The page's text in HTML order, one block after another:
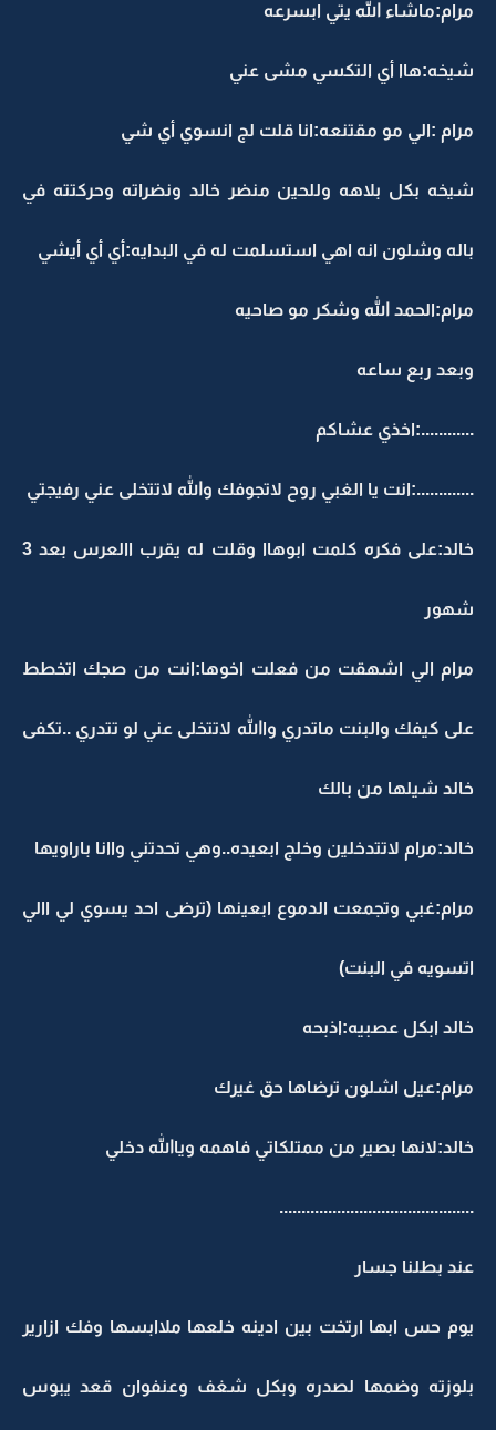
مرام:ماشاء الله يتي ابسرعه
شيخه:هاا أي التكسي مشى عني
مرام :الي مو مقتنعه:انا قلت لج انسوي أي شي
شيخه بكل بلاهه وللحين منضر خالد ونضراته وحركتته في
باله وشلون انه اهي استسلمت له في البدايه:أي أي أيشي
مرام:الحمد الله وشكر مو صاحيه
وبعد ربع ساعه
............:اخذي عشاكم
.............:انت يا الغبي روح لاتجوفك والله لاتتخلى عني رفيجتي
خالد:على فكره كلمت ابوهاا وقلت له يقرب االعرس بعد 3
شهور
مرام الي اشهقت من فعلت اخوها:انت من صجك اتخطط
على كيفك والبنت ماتدري واالله لاتتخلى عني لو تتدري ..تكفى
خالد شيلها من بالك
خالد:مرام لاتتدخلين وخلج ابعيده..وهي تحدتني واانا باراويها
مرام:غبي وتجمعت الدموع ابعينها (ترضى احد يسوي لي االي
اتسويه في البنت)
خالد ابكل عصبيه:اذبحه
مرام:عيل اشلون ترضاها حق غيرك
خالد:لانها بصير من ممتلكاتي فاهمه وياالله دخلي
............................................
عند بطلنا جسار
يوم حس ابها ارتخت بين ادينه خلعها ملاابسها وفك ازارير
بلوزته وضمها لصدره وبكل شغف وعنفوان قعد يبوس